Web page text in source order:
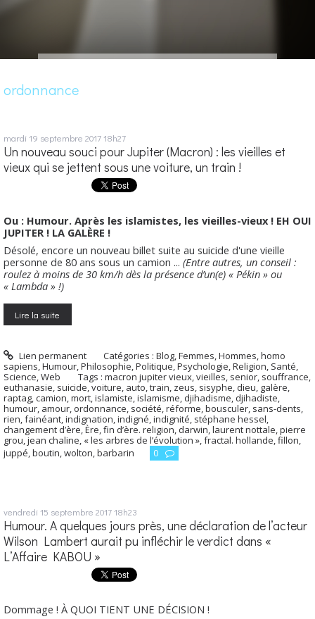
ordonnance
mardi 19 septembre 201718h27
Un nouveau souci pour Jupiter (Macron) : les vieilles et
vieux qui se jettent sous une voiture, un train !
Ou : Humour. Après les islamistes, les vieilles-vieux ! EH OUI
JUPITER ! LA GALÈRE !
Désolé, encore un nouveau billet suite au suicide d'une vieille
personne de 80 ans sous un camion ... (Entre autres, un conseil :
roulez à moins de 30 km/h dès la présence d’un(e) « Pékin » ou
« Lambda » !)
Lire la suite
Lien permanent Catégories :Blog,Femmes,Hommes, homo
sapiens,Humour,Philosophie,Politique,Psychologie,Religion, Santé,
Science,Web Tags : macron jupiter vieux,vieilles, senior, souffrance,
euthanasie, suicide,voiture, auto,train, zeus, sisyphe, dieu, galère,
raptag,camion,mort,islamiste,islamisme, djihadisme, djihadiste,
humour, amour, ordonnance, société,réforme,bousculer, sans-dents,
rien,fainéant,indignation,indigné,indignité, stéphane hessel,
changement d’ère,Ère,fin d’ère. religion, darwin,laurent nottale,pierre
grou,jean chaline, « les arbres de l’évolution »,fractal. hollande,fillon,
juppé,boutin,wolton,barbarin 0
vendredi 15 septembre 201718h23
Humour. A quelques jours près, une déclaration de l’acteur
Wilson Lambert aurait pu infléchir le verdict dans «
L’Affaire KABOU »
Dommage ! À QUOI TIENT UNE DÉCISION !